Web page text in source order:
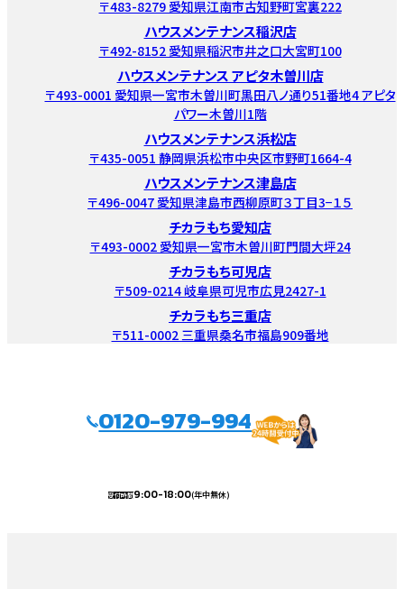
〒483-8279 愛知県江南市古知野町宮裏222
ハウスメンテナンス稲沢店
〒492-8152 愛知県稲沢市井之口大宮町100
ハウスメンテナンス アピタ木曽川店
〒493-0001 愛知県一宮市木曽川町黒田八ノ通り51番地4 アピタ
パワー木曽川1階
ハウスメンテナンス浜松店
〒435-0051 静岡県浜松市中央区市野町1664-4
ハウスメンテナンス津島店
〒496-0047 愛知県津島市西柳原町３丁目3−１５
チカラもち愛知店
〒493-0002 愛知県一宮市木曽川町門間大坪24
チカラもち可児店
〒509-0214 岐阜県可児市広見2427-1
チカラもち三重店
〒511-0002 三重県桑名市福島909番地
0120-979-994
受付時間9:00-18:00(年中無休)